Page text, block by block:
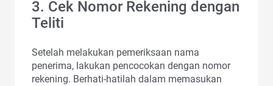
3. Cek Nomor Rekening dengan
Teliti
Setelah melakukan pemeriksaan nama
penerima, lakukan pencocokan dengan nomor
rekening. Berhati-hatilah dalam memasukan